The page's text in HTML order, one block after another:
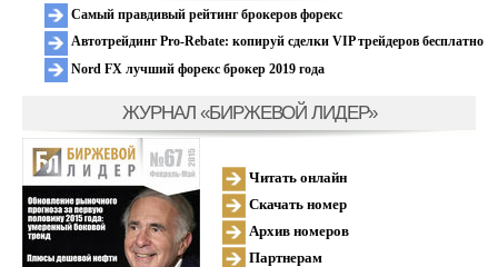
Самый правдивый рейтинг брокеров форекс
Автотрейдинг Pro-Rebate: копируй сделки VIP трейдеров бесплатно
Nord FX лучший форекс брокер 2019 года
ЖУРНАЛ «БИРЖЕВОЙ ЛИДЕР»
Читать онлайн
Скачать номер
Архив номеров
Партнерам